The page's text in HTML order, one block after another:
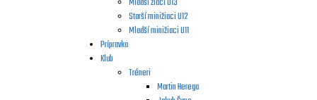
Mladší žiaci U13
Starší minižiaci U12
Mladší minižiaci U11
Prípravka
Klub
Tréneri
Martin Herega